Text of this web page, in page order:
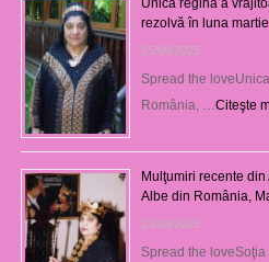
Unica regină a
rezolvă în luna
25/09/2025
Spread the
România, …Citeşte
Mulţumiri recente
Albe din România,
23/08/2025
Spread the